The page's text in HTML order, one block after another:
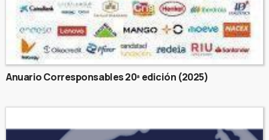
Anuario Corresponsables 20ª edición (2025)